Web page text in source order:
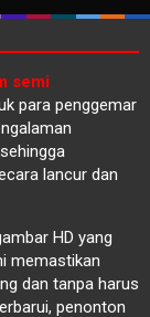
semi
para penggemar
lancur dan
HD yang
memastikan
dan tanpa harus
penonton